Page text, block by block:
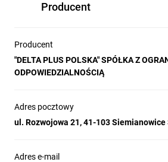
Producent
Producent
"DELTA PLUS POLSKA" SPÓŁKA Z
ODPOWIEDZIALNOŚCIĄ
Adres pocztowy
ul. Rozwojowa 21, 41-103 Siemianowice
Adres e-mail